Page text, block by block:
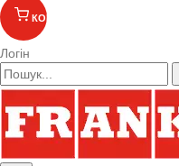
КОШИК
Логін